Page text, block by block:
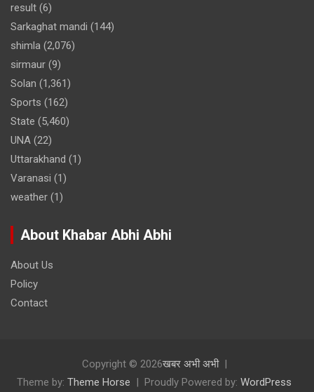
result (6)
Sarkaghat mandi (144)
shimla (2,076)
sirmaur (9)
Solan (1,361)
Sports (162)
State (5,460)
UNA (22)
Uttarakhand (1)
Varanasi (1)
weather (1)
About Khabar Abhi Abhi
About Us
Policy
Contact
Copyright © 2026खबर अभी अभी
Theme by: Theme Horse Proudly Powered by: WordPress